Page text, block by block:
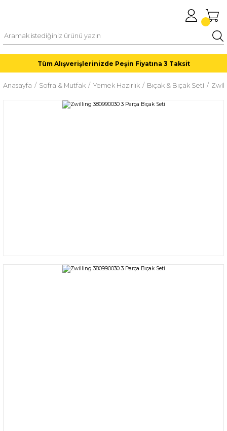
Tüm Alışverişlerinizde Peşin Fiyatına 3 Taksit
Anasayfa Sofra & Mutfak Yemek Hazırlık Bıçak & Bıçak Seti